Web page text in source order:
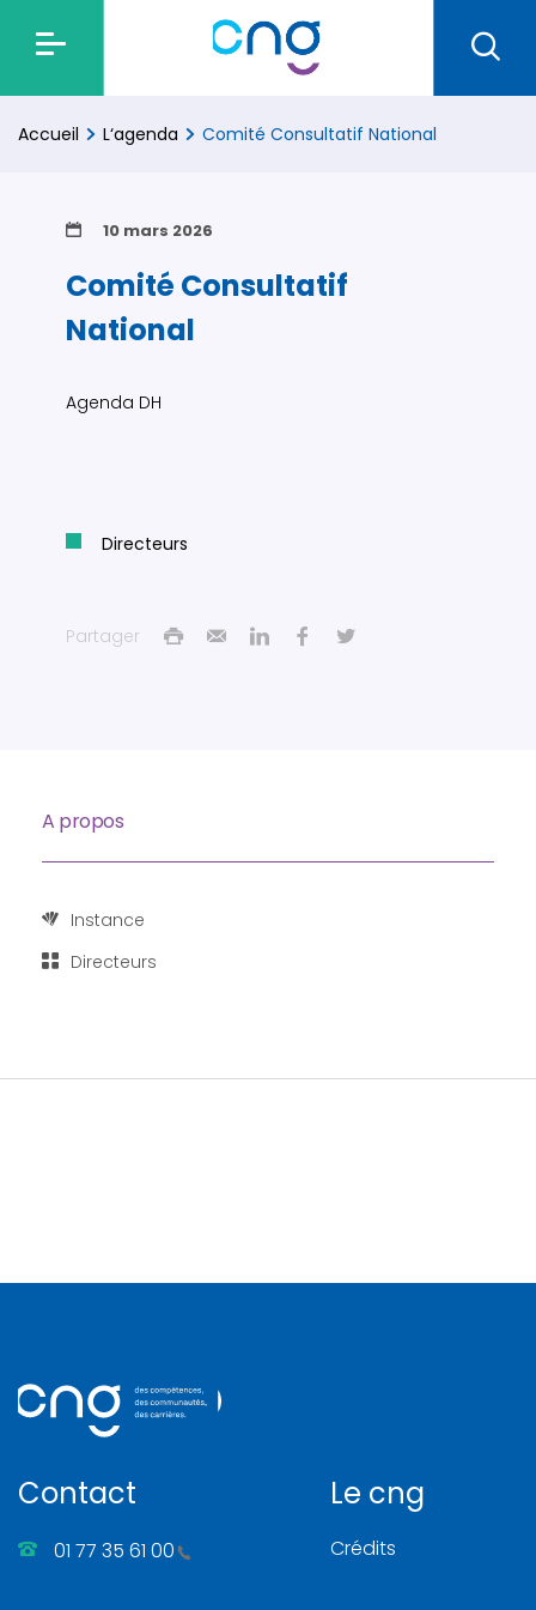
Accueil L‘agenda Comité Consultatif National
10 mars 2026
Comité Consultatif
National
Agenda DH
Directeurs
Partager
A propos
Instance
Directeurs
Contact
01 77 35 61 00
Le cng
Crédits